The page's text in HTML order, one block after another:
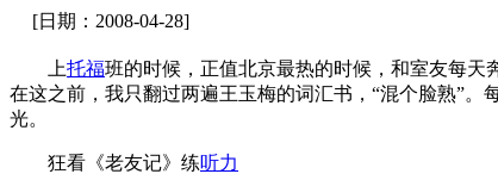
[日期：2008-04-28]
上托福班的时候，正值北京最热的时候，和室友每天
在这之前，我只翻过两遍王玉梅的词汇书，“混个脸熟”。
光。
狂看《老友记》练听力